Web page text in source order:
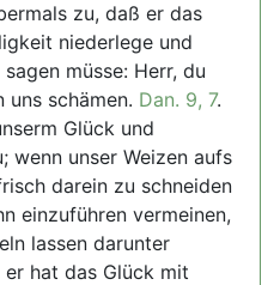
zu, daß er das
niederlege und
müsse: Herr, du
schämen. Dan. 9, 7.
Glück und
wenn unser Weizen aufs
darein zu schneiden
einzuführen vermeinen,
lassen darunter
hat das Glück mit